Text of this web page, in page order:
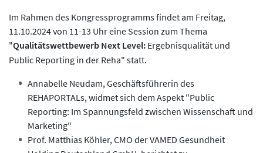
Im Rahmen des Kongressprogramms findet am Freitag,
11.10.2024 von 11-13 Uhr eine Session zum Thema
"Qualitätswettbewerb Next Level: Ergebnisqualität und
Public Reporting in der Reha" statt.
Annabelle Neudam, Geschäftsführerin des
REHAPORTALs, widmet sich dem Aspekt "Public
Reporting: Im Spannungsfeld zwischen Wissenschaft und
Marketing"
Prof. Matthias Köhler, CMO der VAMED Gesundheit